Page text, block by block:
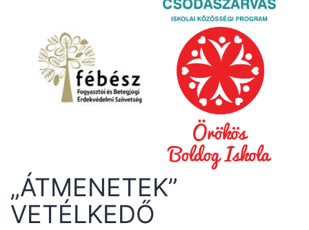
„ÁTMENETEK”
VETÉLKEDŐ